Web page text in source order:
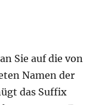
Sie auf die von
Namen der
das Suffix